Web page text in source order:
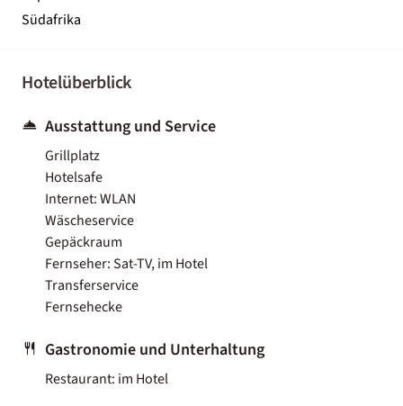
Südafrika
Hotelüberblick
Ausstattung und Service
Grillplatz
Hotelsafe
Internet: WLAN
Wäscheservice
Gepäckraum
Fernseher: Sat-TV, im Hotel
Transferservice
Fernsehecke
Gastronomie und Unterhaltung
Restaurant: im Hotel